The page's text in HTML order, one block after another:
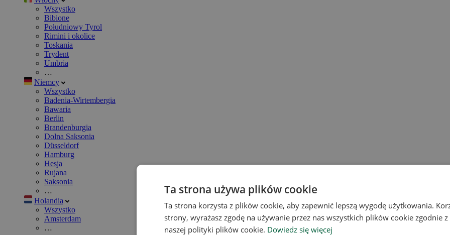
Wszystko
Bibione
Południowy Tyrol
Rimini i okolice
Toskania
Trydent
Umbria
…
Niemcy
Wszystko
Badenia-Wirtembergia
Bawaria
Berlin
Brandenburgia
Dolna Saksonia
Düsseldorf
Hamburg
Hesja
Rujana
Saksonia
…
Holandia
Wszystko
Amsterdam
…
Ta strona używa plików cookie
Ta strona korzysta z plików cookie, aby zapewnić lepszą wygodę użytkowania.
strony, wyrażasz zgodę na używanie przez nas wszystkich plików cookie zgodnie
naszej polityki plików cookie. Dowiedz się więcej